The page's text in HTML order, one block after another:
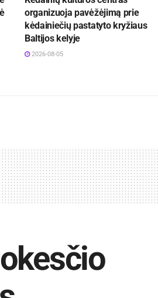
organizuoja pavėžėjimą prie
kėdainiečių pastatyto kryžiaus
Baltijos kelyje
2026-08-05